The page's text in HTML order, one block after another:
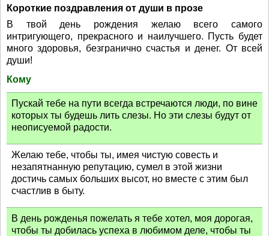
Короткие поздравления от души в прозе
В твой день рождения желаю всего самого
интригующего, прекрасного и наилучшего. Пусть будет
много здоровья, безгранично счастья и денег. От всей
души!
Кому
Пускай тебе на пути всегда встречаются люди, по вине
которых ты будешь лить слезы. Но эти слезы будут от
неописуемой радости.
Желаю тебе, чтобы ты, имея чистую совесть и
незапятнанную репутацию, сумел в этой жизни
достичь самых больших высот, но вместе с этим был
счастлив в быту.
В день рожденья пожелать я тебе хотел, моя дорогая,
чтобы ты добилась успеха в любимом деле, чтобы ты